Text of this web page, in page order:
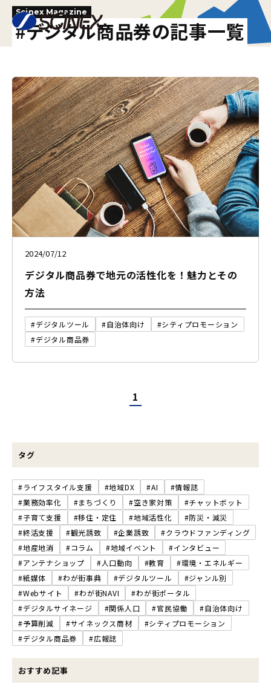
Scinex Magazine
#デジタル商品券の記事一覧
2024/07/12
デジタル商品券で地元の活性化を！魅力とその
方法
#デジタルツール #自治体向け
#シティプロモーション
#デジタル商品券
1
タグ
#ライフスタイル支援 #地域DX #AI
#情報誌
#業務効率化
#まちづくり #空き家対策
#チャットボット
#子育て支援
#移住・定住 #地域活性化
#防災・減災
#終活支援
#観光誘致 #企業誘致
#クラウドファンディング
#地産地消
#コラム #地域イベント
#インタビュー
#アンテナショップ
#人口動向 #教育
#環境・エネルギー
#紙媒体
#わが街事典 #デジタルツール
#ジャンル別
#Webサイト
#わが街NAVI
#わが街ポータル
#デジタルサイネージ
#関係人口 #官民協働
#自治体向け
#予算削減
#サイネックス商材
#シティプロモーション
#デジタル商品券
#広報誌
おすすめ記事